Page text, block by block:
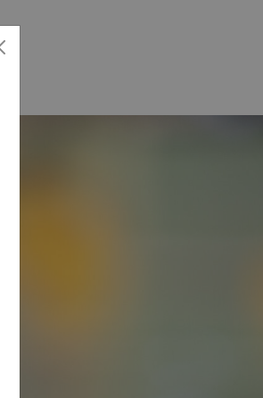
Schließen